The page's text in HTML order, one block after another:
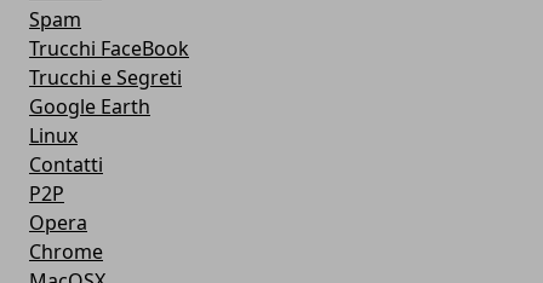
Spam
Trucchi FaceBook
Trucchi e Segreti
Google Earth
Linux
Contatti
P2P
Opera
Chrome